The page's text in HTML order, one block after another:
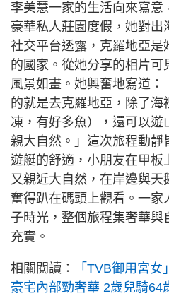
李美慧一家的生活向來寫意
豪華私人莊園度假，她對出
社交平台透露，克羅地亞是
的國家。從她分享的相片可
風景如畫。她興奮地寫道
的就是去克羅地亞，除了
凍，有好多魚），還可以遊
親大自然。」這次旅程動靜
遊艇的舒適，小朋友在甲板
又親近大自然，在岸邊與
奮得趴在碼頭上觀看。一
子時光，整個旅程集奢華與
充實。
相關閱讀：
「TVB御用宮
豪宅內部勁奢華 2歲兒騎64